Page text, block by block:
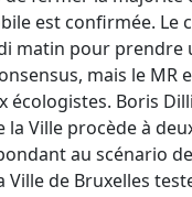
est confirmée. Le
matin pour prendre
mais le MR
écologistes. Boris
la Ville procède à
au scénario
Ville de Bruxelles